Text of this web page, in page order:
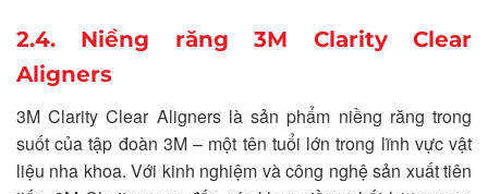
2.4. Niềng răng 3M Clarity Clear
Aligners
3M Clarity Clear Aligners là sản phẩm niềng răng trong
suốt của tập đoàn 3M – một tên tuổi lớn trong lĩnh vực vật
liệu nha khoa. Với kinh nghiệm và công nghệ sản xuất tiên